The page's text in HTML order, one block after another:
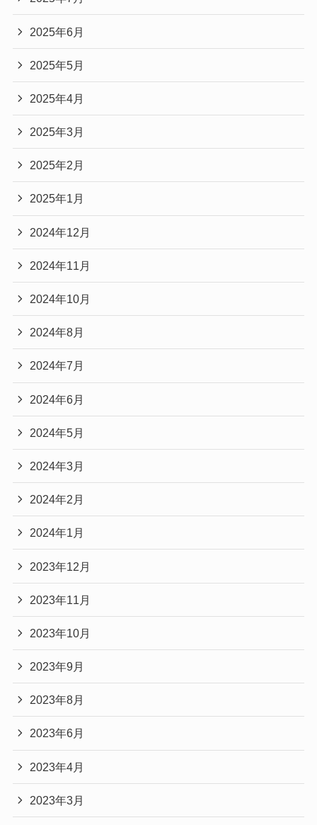
2025年6月
2025年5月
2025年4月
2025年3月
2025年2月
2025年1月
2024年12月
2024年11月
2024年10月
2024年8月
2024年7月
2024年6月
2024年5月
2024年3月
2024年2月
2024年1月
2023年12月
2023年11月
2023年10月
2023年9月
2023年8月
2023年6月
2023年4月
2023年3月